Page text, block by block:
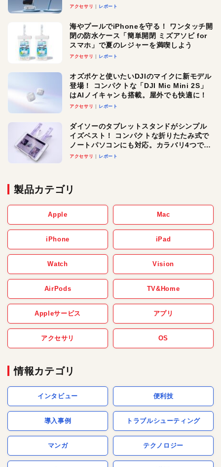
ースでおしゃれに充電したい人にオスス
アクセサリ レポート
海やプールでiPhoneを守る！ ワンタッチ開
閉の防水ケース「簡単開閉 ミズアソビ for
スマホ」で夏のレジャーを満喫しよう
アクセサリ レポート
オズポケと使いたいDJIのマイクに新モデル
登場！ コンパクトな「DJI Mic Mini 2S」
はAIノイキャンも搭載。屋外でも快適に！
アクセサリ レポート
ダイソーのタブレットスタンドがシンプル
イズベスト！ コンパクトな折りたたみ式で
ノートパソコンにも対応。カラバリ4つで選
べる楽しさも
アクセサリ レポート
製品カテゴリ
Apple Mac
iPhone iPad
Watch Vision
AirPods TV&Home
Appleサービス アプリ
アクセサリ OS
情報カテゴリ
インタビュー 便利技
導入事例 トラブルシューティング
マンガ テクノロジー